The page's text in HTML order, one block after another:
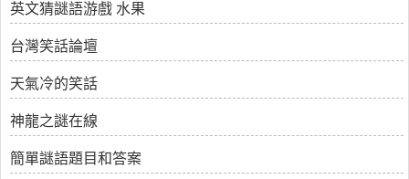
英文猜謎語游戲 水果
台灣笑話論壇
天氣冷的笑話
神龍之謎在線
簡單謎語題目和答案